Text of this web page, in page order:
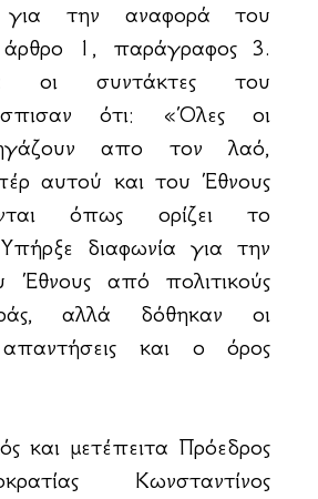
την αναφορά του
1, παράγραφος 3.
οι συντάκτες του
ότι: «Όλες οι
απο τον λαό,
αυτού και του Έθνους
όπως ορίζει το
διαφωνία για την
Έθνους από πολιτικούς
αλλά δόθηκαν οι
απαντήσεις και ο όρος
και μετέπειτα Πρόεδρος
Κωνσταντίνος